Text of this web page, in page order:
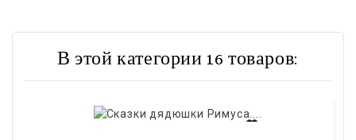
В этой категории 16 товаров: